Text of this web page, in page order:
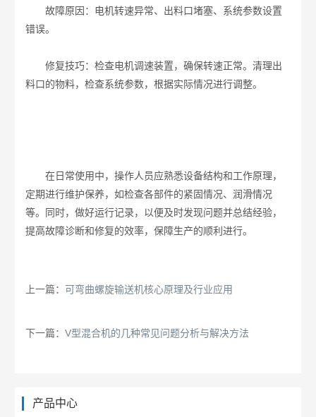
故障原因：电机转速异常、出料口堵塞、系统参数设置
错误。
修复技巧：检查电机调速装置，确保转速正常。清理出
料口的物料，检查系统参数，根据实际情况进行调整。
在日常使用中，操作人员应熟悉设备结构和工作原理，
定期进行维护保养，如检查各部件的紧固情况、润滑情况
等。同时，做好运行记录，以便及时发现问题并总结经验，
提高故障诊断和修复的效率，保障生产的顺利进行。
上一篇：可弯曲螺旋输送机核心原理及行业应用
下一篇：V型混合机的几种常见问题分析与解决方法
产品中心